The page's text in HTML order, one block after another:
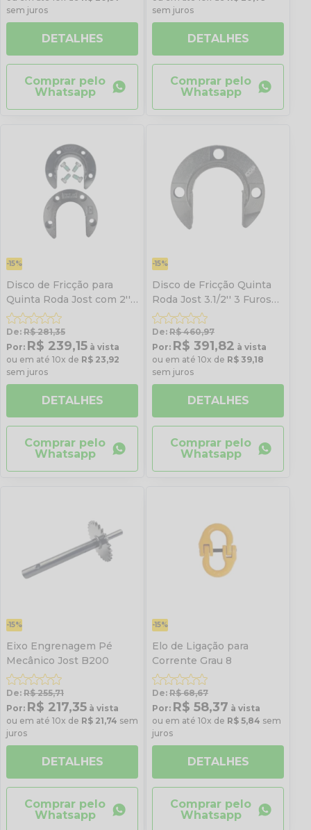
sem juros
DETALHES
Comprar pelo
Whatsapp
sem juros
DETALHES
Comprar pelo
Whatsapp
-15%
Disco de Fricção para
Quinta Roda Jost com 2''
e 4 Furos
De: R$ 281,35
Por: R$ 239,15 à vista
ou em até 10x de R$ 23,92
sem juros
DETALHES
Comprar pelo
Whatsapp
-15%
Disco de Fricção Quinta
Roda Jost 3.1/2'' 3 Furos
Com Parafuso
De: R$ 460,97
Por: R$ 391,82 à vista
ou em até 10x de R$ 39,18
sem juros
DETALHES
Comprar pelo
Whatsapp
-15%
Eixo Engrenagem Pé
Mecânico Jost B200
De: R$ 255,71
Por: R$ 217,35 à vista
ou em até 10x de R$ 21,74 sem
juros
DETALHES
Comprar pelo
Whatsapp
-15%
Elo de Ligação para
Corrente Grau 8
De: R$ 68,67
Por: R$ 58,37 à vista
ou em até 10x de R$ 5,84 sem
juros
DETALHES
Comprar pelo
Whatsapp